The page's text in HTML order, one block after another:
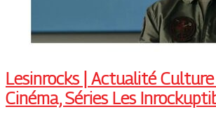
Lesinrocks | Actualité Culture
Cinéma, Séries Les